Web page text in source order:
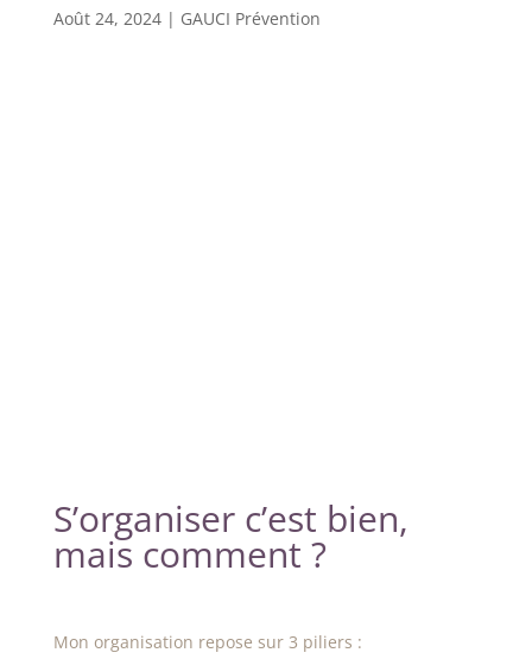
Août 24, 2024| GAUCI Prévention
S’organiser c’est bien,
mais comment ?
Mon organisation repose sur 3 piliers :